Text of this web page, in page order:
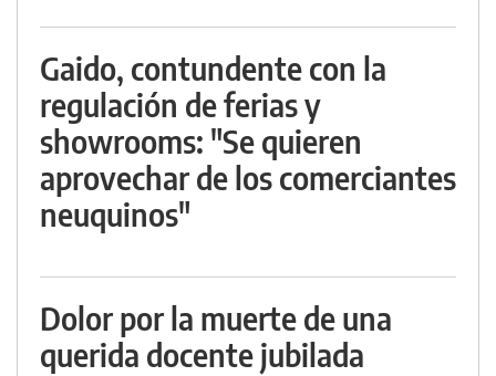
Gaido, contundente con la
regulación de ferias y
showrooms: "Se quieren
aprovechar de los comerciantes
neuquinos"
Dolor por la muerte de una
querida docente jubilada